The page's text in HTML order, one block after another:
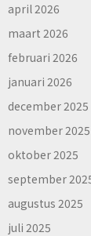
april 2026
maart 2026
februari 2026
januari 2026
december 2025
november 2025
oktober 2025
september
augustus 2025
juli 2025